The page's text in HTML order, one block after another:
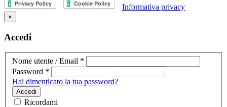
Informativa privacy
×
Accedi
Nome utente / Email *
Password *
Hai dimenticato la tua password?
Accedi
Ricordami